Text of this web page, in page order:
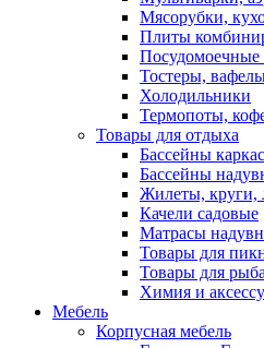
Мясорубки,
Плиты
Тостеры,
Холодильники
Термопоты,
Товары для отдыха
Бассейны
Бассейны
Жилеты, круги,
Качели садовые
Матрасы
Товары для
Товары для
Химия и
Мебель
Корпусная мебель